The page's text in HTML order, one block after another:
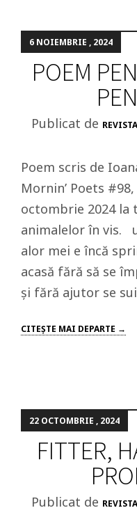
6 NOIEMBRIE , 2024
POEM
Publicat de
Poem scris de
Mornin’ Poets
octombrie 2024 la
animalelor în vis.
alor mei e încă
acasă fără să se
și fără ajutor se
CITEŞTE MAI DEPARTE →
22 OCTOMBRIE , 2024
FITTER,
Publicat de